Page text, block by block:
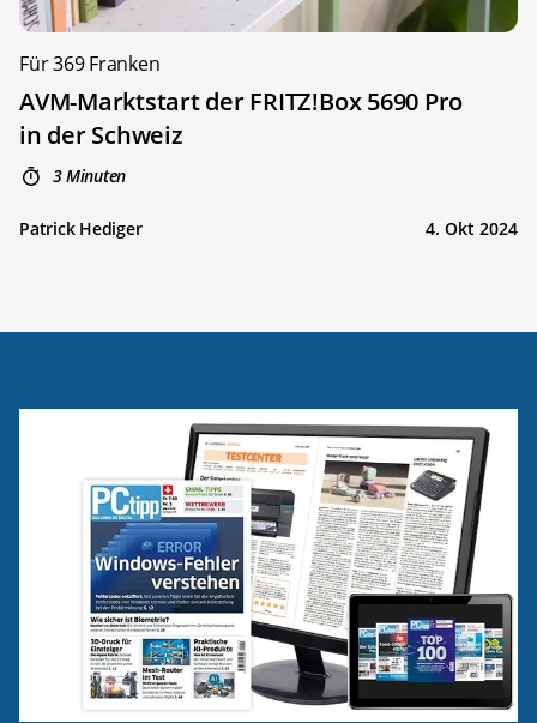
Für 369 Franken
AVM-Marktstart der FRITZ!Box 5690 Pro
in der Schweiz
3 Minuten
Patrick Hediger 4. Okt 2024